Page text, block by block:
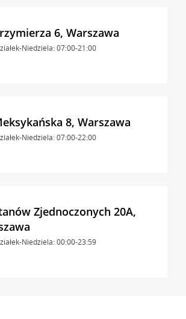
6, Warszawa
Niedziela: 07:00-21:00
8, Warszawa
Niedziela: 07:00-22:00
Zjednoczonych 20A,
Niedziela: 00:00-23:59